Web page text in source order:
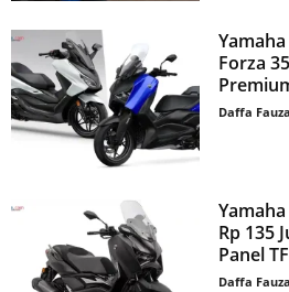
Forza
Daffa
Rp 135
Panel
Daffa